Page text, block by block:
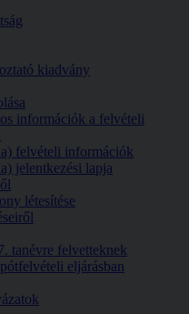
kiadvány
információk a felvételi
felvételi információk
jelentkezési lapja
létesítése
tanévre felvetteknek
eljárásban